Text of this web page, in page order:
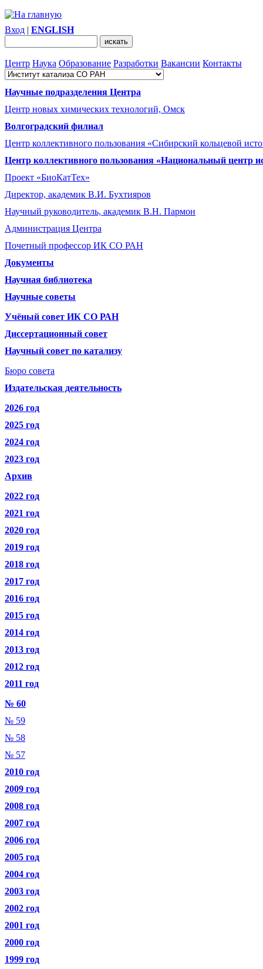
Вход | ENGLISH
Центр Наука Образование Разработки Вакансии Контакты
Научные подразделения Центра
Центр новых химических технологий, Омск
Волгоградский филиал
Центр коллективного пользования «Сибирский кольцевой
Центр коллективного пользования «Национальный центр
Проект «БиоКатТех»
Директор, академик В.И. Бухтияров
Научный руководитель, академик В.Н. Пармон
Администрация Центра
Почетный профессор ИК СО РАН
Документы
Научная библиотека
Научные советы
Учёный совет ИК СО РАН
Диссертационный совет
Научный совет по катализу
Бюро совета
Издательская деятельность
2026 год
2025 год
2024 год
2023 год
Архив
2022 год
2021 год
2020 год
2019 год
2018 год
2017 год
2016 год
2015 год
2014 год
2013 год
2012 год
2011 год
№ 60
№ 59
№ 58
№ 57
2010 год
2009 год
2008 год
2007 год
2006 год
2005 год
2004 год
2003 год
2002 год
2001 год
2000 год
1999 год